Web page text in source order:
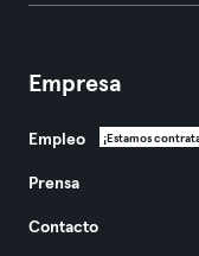
Empresa
Empleo ¡Estamos
Prensa
Contacto